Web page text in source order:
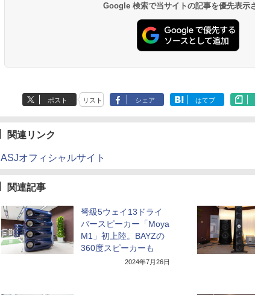
Google 検索で当サイトの記事を優先表示
ポスト リスト シェア はてブ
関連リンク
IASJオフィシャルサイト
関連記事
弩級5ウェイ13ドライ
バースピーカー「Moya
M1」初上陸。BAYZの
360度スピーカーも
2024年7月26日